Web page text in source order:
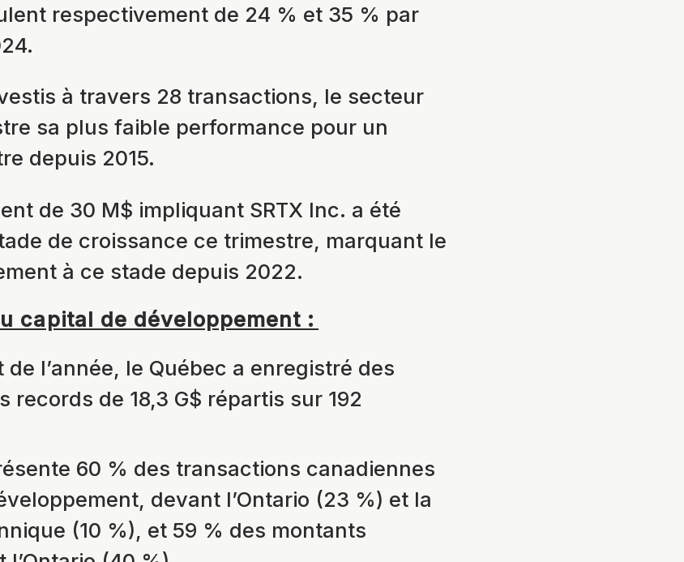
respectivement de 24 % et 35 % par
à travers 28 transactions, le secteur
sa plus faible performance pour un
depuis 2015.
de 30 M$ impliquant SRTX Inc. a été
de croissance ce trimestre, marquant le
à ce stade depuis 2022.
capital de développement :
de l’année, le Québec a enregistré des
records de 18,3 G$ répartis sur 192
60 % des transactions canadiennes
devant l’Ontario (23 %) et la
(10 %), et 59 % des montants